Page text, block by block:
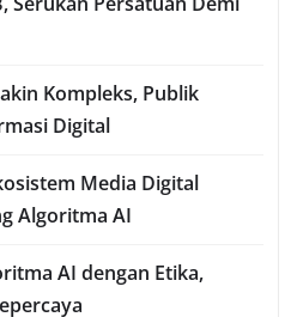
Kompleks, Publik
Digital
Media Digital
Algoritma AI
AI dengan Etika,